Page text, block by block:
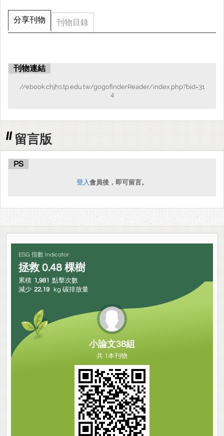
分享刊物 刊物目錄
刊物連結
//ebook.chjhs.tp.edu.tw/gogofinderReader/index.php?bid=31
4
留言版
PS
登入會員後，即可留言。
ESG 指數 Indicator
拯救 0.48 棵樹
累積 1,981 點擊次數
減少 22.19 kg 碳排放量
小論文38組
共 1本刊物